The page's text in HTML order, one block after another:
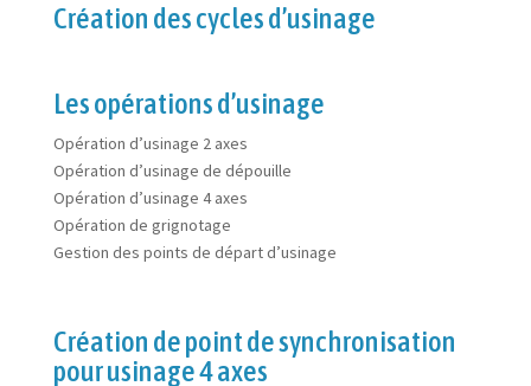
Création des cycles d’usinage
Les opérations d’usinage
Opération d’usinage 2 axes
Opération d’usinage de dépouille
Opération d’usinage 4 axes
Opération de grignotage
Gestion des points de départ d’usinage
Création de point de synchronisation
pour usinage 4 axes